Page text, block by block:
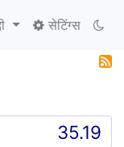
सेटिंग्स